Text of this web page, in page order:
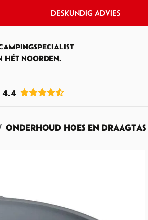
DESKUNDIG ADVIES
HÉT NOORDEN.
4.4
ONDERHOUD HOES EN DRAAGTAS